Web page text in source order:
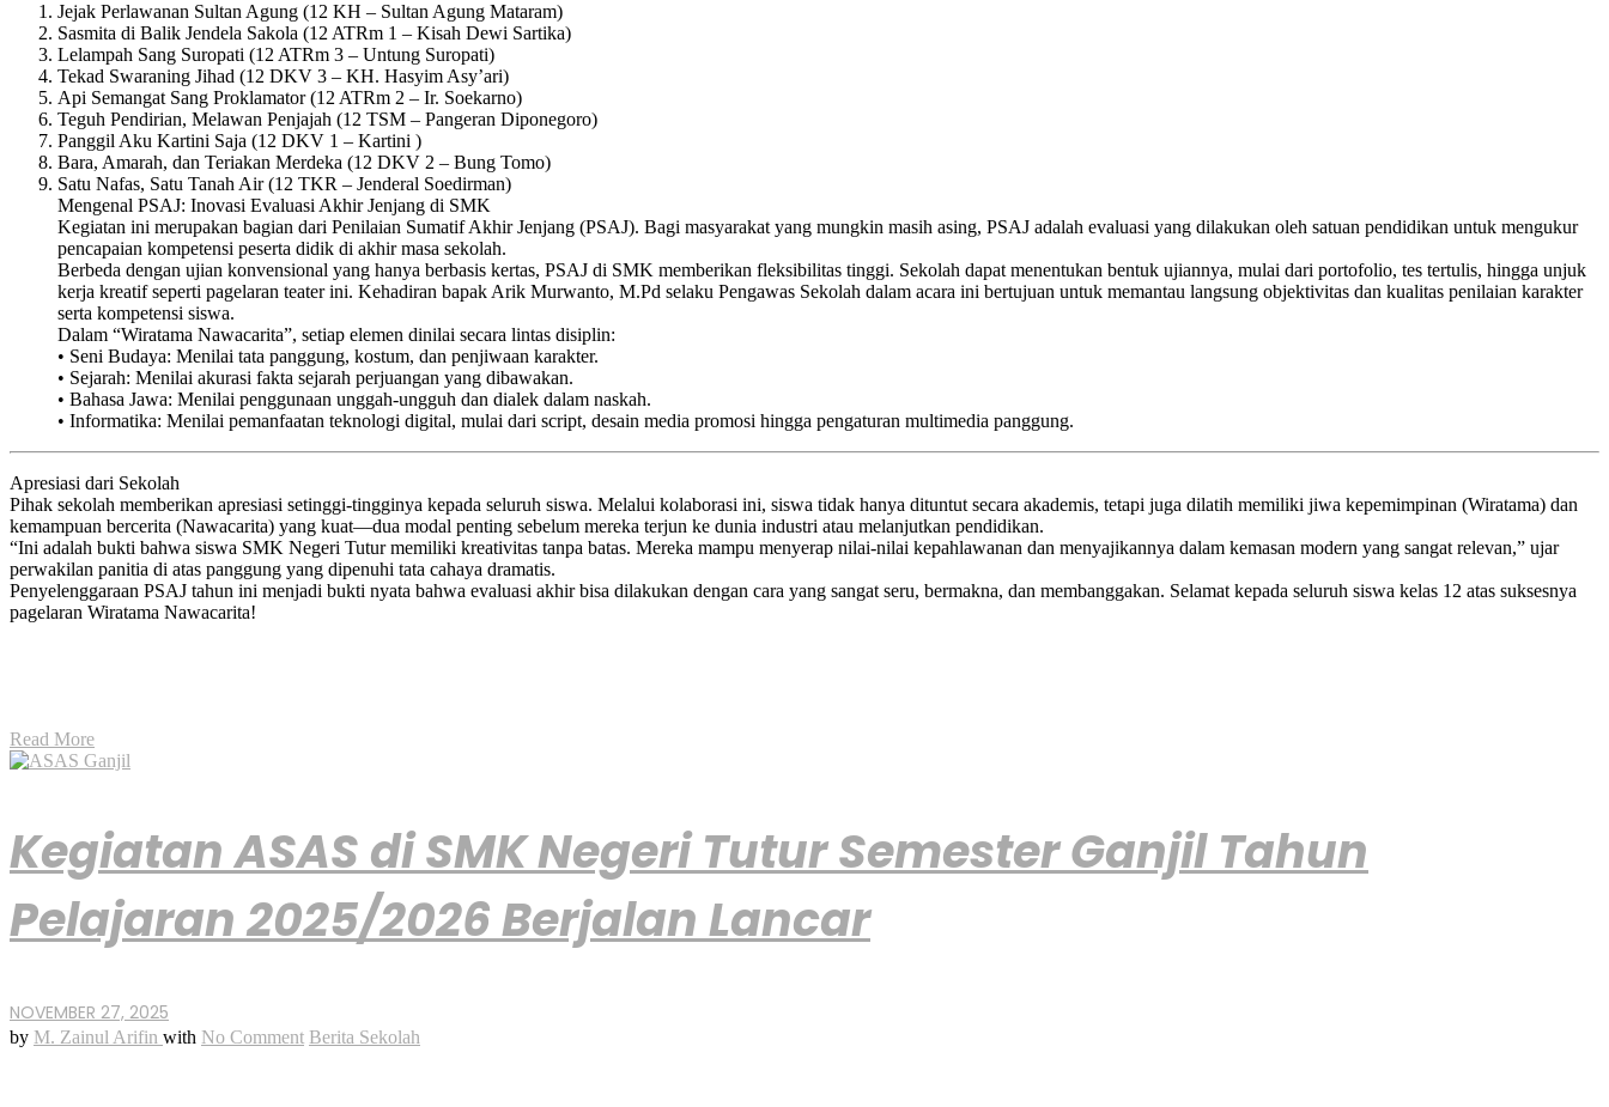
Jejak Perlawanan Sultan Agung (12 KH – Sultan Agung Mataram)
Sasmita di Balik Jendela Sakola (12 ATRm 1 – Kisah Dewi Sartika)
Lelampah Sang Suropati (12 ATRm 3 – Untung Suropati)
Tekad Swaraning Jihad (12 DKV 3 – KH. Hasyim Asy’ari)
Api Semangat Sang Proklamator (12 ATRm 2 – Ir. Soekarno)
Teguh Pendirian, Melawan Penjajah (12 TSM – Pangeran Diponegoro)
Panggil Aku Kartini Saja (12 DKV 1 – Kartini )
Bara, Amarah, dan Teriakan Merdeka (12 DKV 2 – Bung Tomo)
Satu Nafas, Satu Tanah Air (12 TKR – Jenderal Soedirman)
Mengenal PSAJ: Inovasi Evaluasi Akhir Jenjang di SMK
Kegiatan ini merupakan bagian dari Penilaian Sumatif Akhir Jenjang (PSAJ). Bagi masyarakat yang mungkin masih asing, PSAJ adalah evaluasi yang dilakukan oleh satuan pendidikan untuk mengukur
pencapaian kompetensi peserta didik di akhir masa sekolah.
Berbeda dengan ujian konvensional yang hanya berbasis kertas, PSAJ di SMK memberikan fleksibilitas tinggi. Sekolah dapat menentukan bentuk ujiannya, mulai dari portofolio, tes tertulis, hingga unjuk
kerja kreatif seperti pagelaran teater ini. Kehadiran bapak Arik Murwanto, M.Pd selaku Pengawas Sekolah dalam acara ini bertujuan untuk memantau langsung objektivitas dan kualitas penilaian karakter
serta kompetensi siswa.
Dalam “Wiratama Nawacarita”, setiap elemen dinilai secara lintas disiplin:
• Seni Budaya: Menilai tata panggung, kostum, dan penjiwaan karakter.
• Sejarah: Menilai akurasi fakta sejarah perjuangan yang dibawakan.
• Bahasa Jawa: Menilai penggunaan unggah-ungguh dan dialek dalam naskah.
• Informatika: Menilai pemanfaatan teknologi digital, mulai dari script, desain media promosi hingga pengaturan multimedia panggung.
Apresiasi dari Sekolah
Pihak sekolah memberikan apresiasi setinggi-tingginya kepada seluruh siswa. Melalui kolaborasi ini, siswa tidak hanya dituntut secara akademis, tetapi juga dilatih memiliki jiwa kepemimpinan (Wiratama) dan
kemampuan bercerita (Nawacarita) yang kuat—dua modal penting sebelum mereka terjun ke dunia industri atau melanjutkan pendidikan.
“Ini adalah bukti bahwa siswa SMK Negeri Tutur memiliki kreativitas tanpa batas. Mereka mampu menyerap nilai-nilai kepahlawanan dan menyajikannya dalam kemasan modern yang sangat relevan,” ujar
perwakilan panitia di atas panggung yang dipenuhi tata cahaya dramatis.
Penyelenggaraan PSAJ tahun ini menjadi bukti nyata bahwa evaluasi akhir bisa dilakukan dengan cara yang sangat seru, bermakna, dan membanggakan. Selamat kepada seluruh siswa kelas 12 atas suksesnya
pagelaran Wiratama Nawacarita!
Read More
Kegiatan ASAS di SMK Negeri Tutur Semester Ganjil Tahun
Pelajaran 2025/2026 Berjalan Lancar
NOVEMBER 27, 2025
by M. Zainul Arifin with No Comment Berita Sekolah